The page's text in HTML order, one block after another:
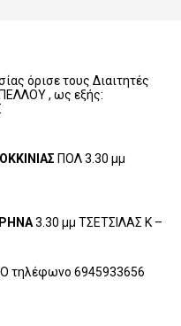
όρισε τους Διαιτητές
, ως εξής:
ΠΟΛ 3.30 μμ
3.30 μμ ΤΣΕΤΣΙΛΑΣ Κ –
τηλέφωνο 6945933656